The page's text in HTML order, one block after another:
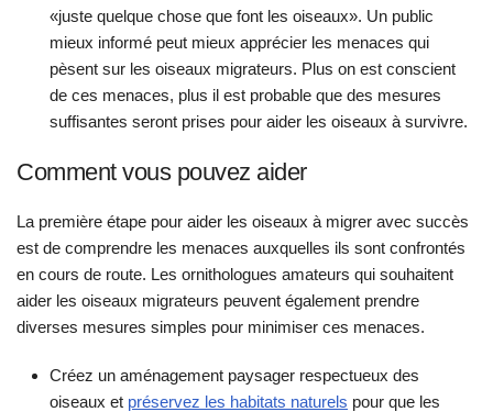
«juste quelque chose que font les oiseaux». Un public
mieux informé peut mieux apprécier les menaces qui
pèsent sur les oiseaux migrateurs. Plus on est conscient
de ces menaces, plus il est probable que des mesures
suffisantes seront prises pour aider les oiseaux à survivre.
Comment vous pouvez aider
La première étape pour aider les oiseaux à migrer avec succès
est de comprendre les menaces auxquelles ils sont confrontés
en cours de route. Les ornithologues amateurs qui souhaitent
aider les oiseaux migrateurs peuvent également prendre
diverses mesures simples pour minimiser ces menaces.
Créez un aménagement paysager respectueux des
oiseaux et préservez les habitats naturels pour que les